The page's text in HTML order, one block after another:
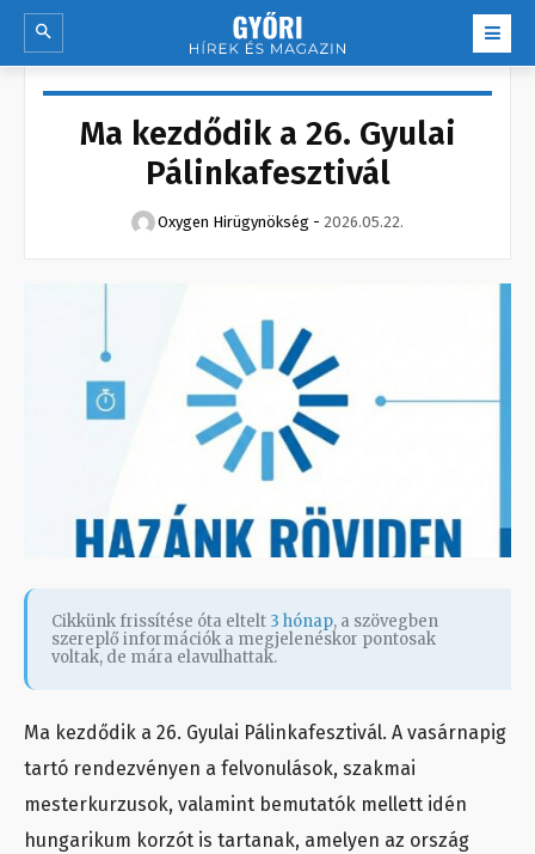
Ma kezdődik a 26. Gyulai
Pálinkafesztivál
Oxygen Hirügynökség - 2026.05.22.
Cikkünk frissítése óta eltelt 3 hónap, a szövegben
szereplő információk a megjelenéskor pontosak
voltak, de mára elavulhattak.
Ma kezdődik a 26. Gyulai Pálinkafesztivál. A vasárnapig
tartó rendezvényen a felvonulások, szakmai
mesterkurzusok, valamint bemutatók mellett idén
hungarikum korzót is tartanak, amelyen az ország